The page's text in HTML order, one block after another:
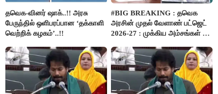
தவெக-வினர் ஷாக்..!! அரசு
பேருந்தில் ஒளிபரப்பான ‘தக்காளி
வெற்றிக் கழகம்’..!!
#BIG BREAKING : தவெக
அரசின் முதல் வேளாண் பட்ஜெட்
2026-27 : முக்கிய அம்சங்கள் ஓர்